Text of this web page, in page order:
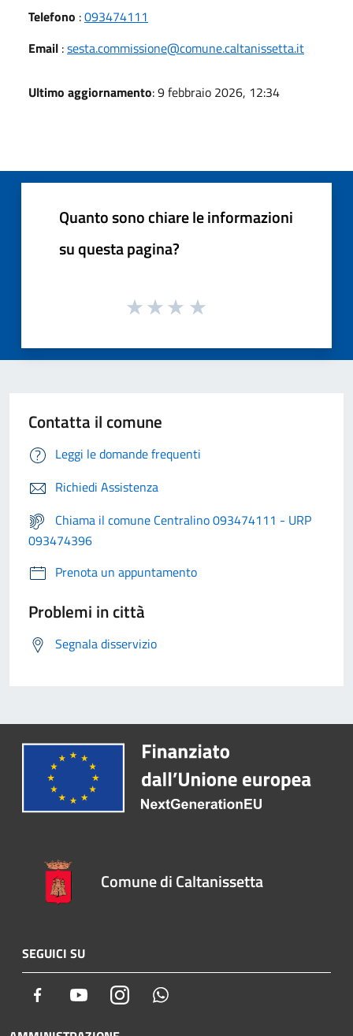
Telefono :093474111
Email :sesta.commissione@comune.caltanissetta.it
Ultimo aggiornamento: 9 febbraio 2026, 12:34
Quanto sono chiare le informazioni
su questa pagina?
Contatta il comune
Leggi le domande frequenti
Richiedi Assistenza
Chiama il comune Centralino 093474111 - URP
093474396
Prenota un appuntamento
Problemi in città
Segnala disservizio
Comune di Caltanissetta
SEGUICI SU
Facebook YoutubeInstagram